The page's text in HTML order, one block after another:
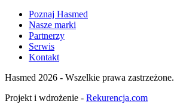
Poznaj Hasmed
Nasze marki
Partnerzy
Serwis
Kontakt
Hasmed 2026 - Wszelkie prawa zastrzeżone.
Projekt i wdrożenie - Rekurencja.com